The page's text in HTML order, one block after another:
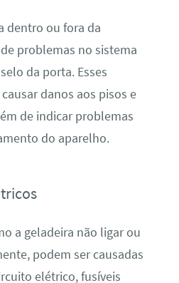
dentro ou fora da
problemas no sistema
da porta. Esses
danos aos pisos e
de indicar problemas
do aparelho.
a geladeira não ligar ou
podem ser causadas
elétrico, fusíveis